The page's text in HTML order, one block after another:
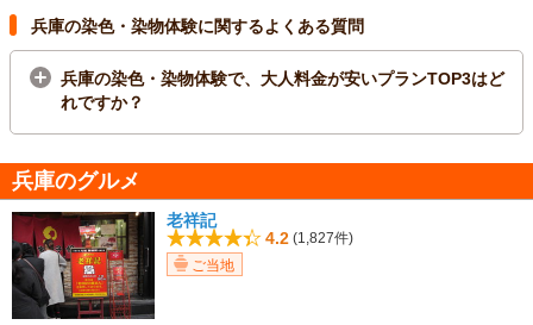
兵庫の染色・染物体験に関するよくある質問
兵庫の染色・染物体験で、大人料金が安いプランTOP3はど
れですか？
兵庫のグルメ
老祥記
4.2 (1,827件)
ご当地